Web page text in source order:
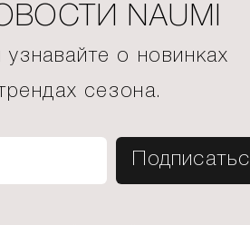
NAUMI
узнавайте о новинках
сезона.